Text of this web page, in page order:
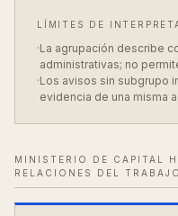
LÍMITES DE
·La agrupación describe
administrativas; no
·Los avisos sin subgrupo
evidencia de una misma
MINISTERIO DE CAPITAL
RELACIONES DEL TRABAJO